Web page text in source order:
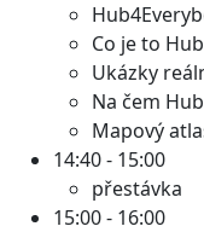
Co je to
Ukázky
Na čem
Mapový
14:40 - 15:00
přestávka
15:00 - 16:00